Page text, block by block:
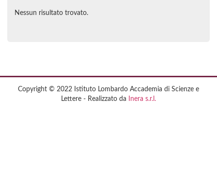
Nessun risultato trovato.
Copyright © 2022 Istituto Lombardo Accademia di Scienze e
Lettere - Realizzato da
Inera s.r.l.